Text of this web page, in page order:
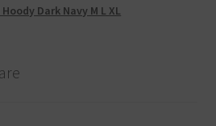
Dark Navy M L XL